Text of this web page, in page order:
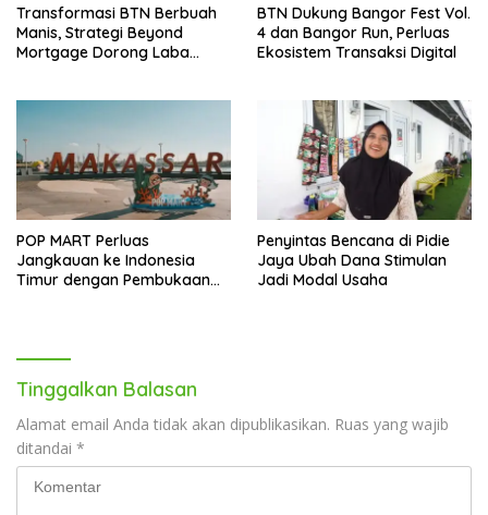
Transformasi BTN Berbuah
Manis, Strategi Beyond
Mortgage Dorong Laba
BTN Dukung Bangor Fest Vol.
4 dan Bangor Run, Perluas
Ekosistem Transaksi Digital
POP MART Perluas
Jangkauan ke Indonesia
Timur dengan Pembukaan
Penyintas Bencana di Pidie
Jaya Ubah Dana Stimulan
Jadi Modal Usaha
Tinggalkan Balasan
Alamat email Anda tidak akan dipublikasikan. Ruas yang wajib
ditandai *